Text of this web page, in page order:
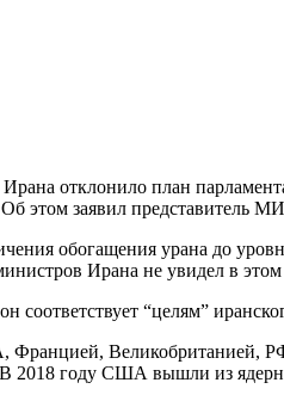
отклонило план
этом заявил представитель
обогащения урана до
Ирана не увидел в
соответствует “целям”
Великобританией,
В 2018 году США вышли из